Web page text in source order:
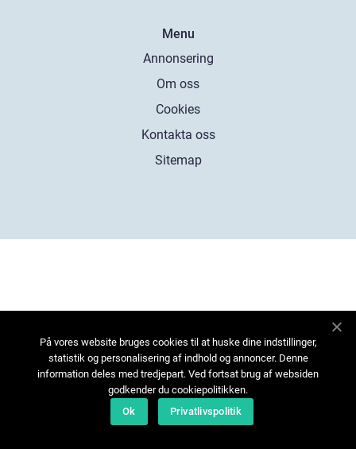
Menu
Annonsering
Om oss
Cookies
Kontakta oss
Sitemap
På vores website bruges cookies til at huske dine indstillinger,
statistik og personalisering af indhold og annoncer. Denne
information deles med tredjepart. Ved fortsat brug af websiden
godkender du cookiepolitikken.
Ok
Privatlivspolitik